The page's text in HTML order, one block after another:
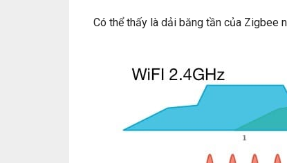
Có thể thấy là dải băng tần của Zigbee